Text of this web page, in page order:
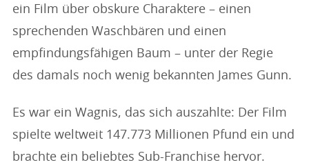
ein Film über obskure Charaktere – einen
sprechenden Waschbären und einen
empfindungsfähigen Baum – unter der Regie
des damals noch wenig bekannten James Gunn.
Es war ein Wagnis, das sich auszahlte: Der Film
spielte weltweit 147.773 Millionen Pfund ein und
brachte ein beliebtes Sub-Franchise hervor.